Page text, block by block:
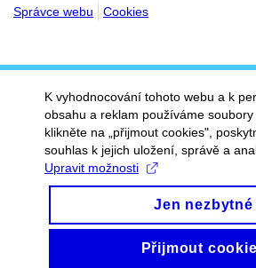
Správce webu
Cookies
K vyhodnocování tohoto webu a k
obsahu a reklam používáme
klikněte na „přijmout cookies",
souhlas k jejich uložení, správě a
Upravit možnosti
Jen nezbytné
Přijmout